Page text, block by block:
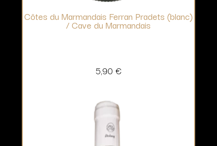
Côtes du Marmandais Ferran Pradets (blanc)
/ Cave du Marmandais
5,90 €